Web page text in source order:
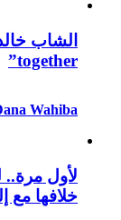
together”
Wahiba
لأول
خلافها مع